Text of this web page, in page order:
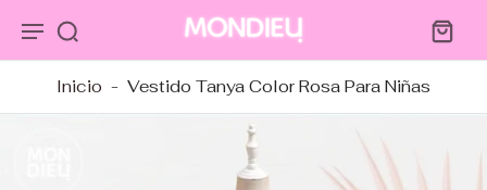
Inicio - Vestido Tanya Color Rosa Para Niñas